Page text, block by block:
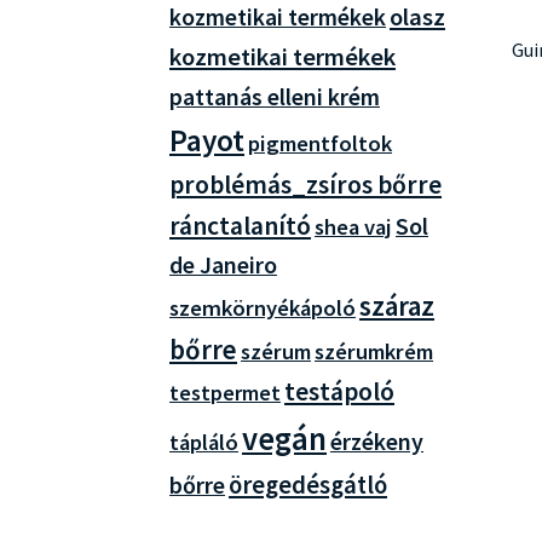
kozmetikai termékekolasz
kozmetikai termékek
pattanás elleni krém
Payotpigmentfoltok
problémás_zsíros bőrre
ránctalanítóshea vajSol
de Janeiro
szemkörnyékápolószáraz
bőrreszérumszérumkrém
testpermettestápoló
táplálóvegánérzékeny
bőrreöregedésgátló